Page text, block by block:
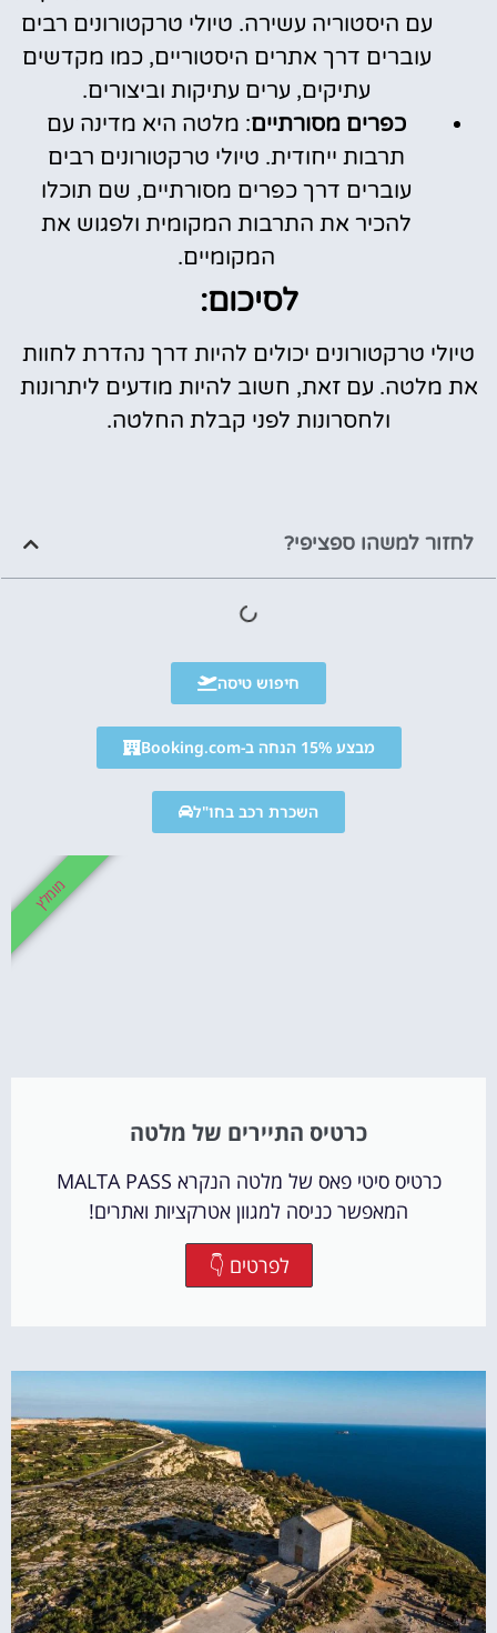
עם היסטוריה עשירה. טיולי טרקטורונים רבים
עוברים דרך אתרים היסטוריים, כמו מקדשים
עתיקים, ערים עתיקות וביצורים.
כפרים מסורתיים: מלטה היא מדינה עם
תרבות ייחודית. טיולי טרקטורונים רבים
עוברים דרך כפרים מסורתיים, שם תוכלו
להכיר את התרבות המקומית ולפגוש את
המקומיים.
לסיכום:
טיולי טרקטורונים יכולים להיות דרך נהדרת לחוות
את מלטה. עם זאת, חשוב להיות מודעים ליתרונות
ולחסרונות לפני קבלת החלטה.
לחזור למשהו ספציפי?
חיפוש טיסה
מבצע 15% הנחה ב-Booking.com
השכרת רכב בחו"ל
כרטיס התיירים של מלטה
כרטיס סיטי פאס של מלטה הנקרא MALTA PASS
המאפשר כניסה למגוון אטרקציות ואתרים!
לפרטים 👇
מומלץ